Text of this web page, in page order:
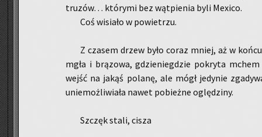
tru­zów… któ­ry­mi bez wąt­pie­nia byli Me­xi­co.
Coś wi­sia­ło w po­wie­trzu.
Z cza­sem drzew było coraz mniej, aż w
mgła i brą­zo­wa, gdzie­nie­gdzie po­kry­ta mchem
wejść na jakąś po­la­nę, ale mógł je­dy­nie
unie­moż­li­wia­ła nawet po­bież­ne oglę­dzi­ny.
Szczęk stali, cisza